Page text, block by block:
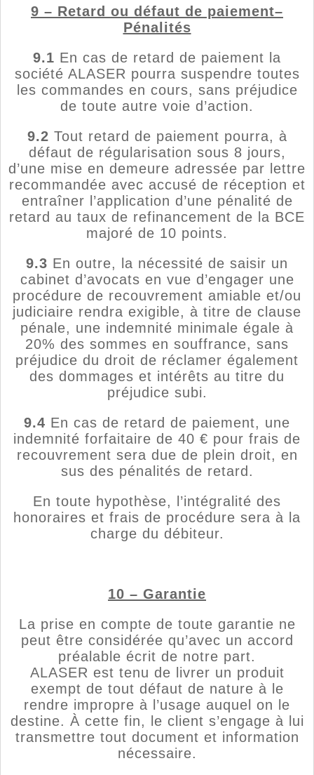
9 – Retard ou défaut de paiement–
Pénalités
9.1 En cas de retard de paiement la
société ALASER pourra suspendre toutes
les commandes en cours, sans préjudice
de toute autre voie d’action.
9.2 Tout retard de paiement pourra, à
défaut de régularisation sous 8 jours,
d’une mise en demeure adressée par lettre
recommandée avec accusé de réception et
entraîner l’application d’une pénalité de
retard au taux de refinancement de la BCE
majoré de 10 points.
9.3 En outre, la nécessité de saisir un
cabinet d’avocats en vue d’engager une
procédure de recouvrement amiable et/ou
judiciaire rendra exigible, à titre de clause
pénale, une indemnité minimale égale à
20% des sommes en souffrance, sans
préjudice du droit de réclamer également
des dommages et intérêts au titre du
préjudice subi.
9.4 En cas de retard de paiement, une
indemnité forfaitaire de 40 € pour frais de
recouvrement sera due de plein droit, en
sus des pénalités de retard.
En toute hypothèse, l’intégralité des
honoraires et frais de procédure sera à la
charge du débiteur.
10 – Garantie
La prise en compte de toute garantie ne
peut être considérée qu’avec un accord
préalable écrit de notre part.
ALASER est tenu de livrer un produit
exempt de tout défaut de nature à le
rendre impropre à l’usage auquel on le
destine. À cette fin, le client s’engage à lui
transmettre tout document et information
nécessaire.